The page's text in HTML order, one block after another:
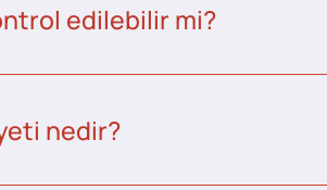
edilebilir mi?
nedir?